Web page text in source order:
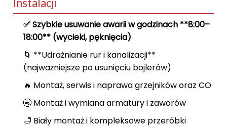
Instalacji
✅ Szybkie usuwanie awarii w godzinach **8:00–
18:00** (wycieki, pęknięcia)
🌀 **Udrażnianie rur i kanalizacji**
(najważniejsze po usunięciu bojlerów)
🔥 Montaż, serwis i naprawa grzejników oraz CO
🚰 Montaż i wymiana armatury i zaworów
🛁 Biały montaż i kompleksowe przeróbki